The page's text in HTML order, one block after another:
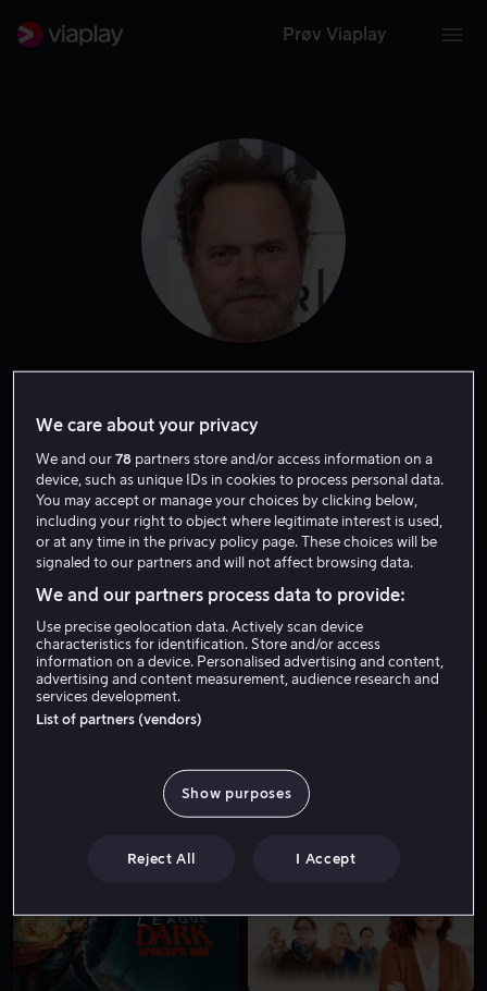
Prøv Viaplay
Bare hos oss Fra 59 kr
We care about your privacy
We and our78 partners store and/or access information on a
device, such as unique IDs in cookies to process personal data.
You may accept or manage your choices by clicking below,
including your right to object where legitimate interest is used,
or at any time in the privacy policy page. These choices will be
signaled to our partners and will not affect browsing data.
We and our partners process data to provide:
Use precise geolocation data. Actively scan device
characteristics for identification. Store and/or access
information on a device. Personalised advertising and content,
advertising and content measurement, audience research and
services development.
List of partners (vendors)
Show purposes
Reject All I Accept